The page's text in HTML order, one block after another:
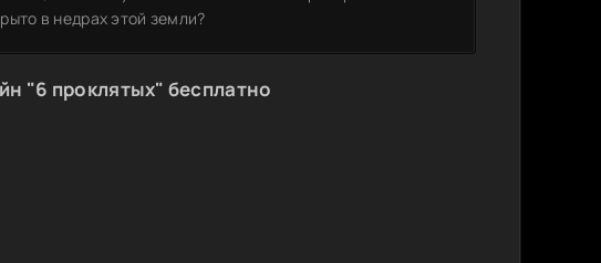
в недрах этой земли?
"6 проклятых" бесплатно